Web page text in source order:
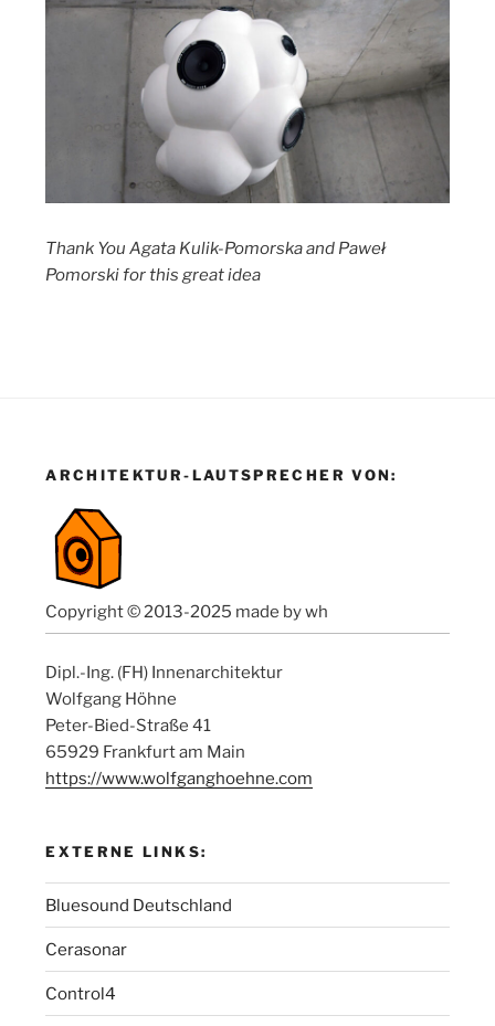
Thank You Agata Kulik-Pomorska and Paweł
Pomorski for this great idea
ARCHITEKTUR-LAUTSPRECHER VON:
Copyright © 2013-2025 made by wh
Dipl.-Ing. (FH) Innenarchitektur
Wolfgang Höhne
Peter-Bied-Straße 41
65929 Frankfurt am Main
https://www.wolfganghoehne.com
EXTERNE LINKS:
Bluesound Deutschland
Cerasonar
Control4